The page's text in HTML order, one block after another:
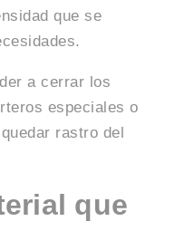
que se
a cerrar los
especiales o
rastro del
que